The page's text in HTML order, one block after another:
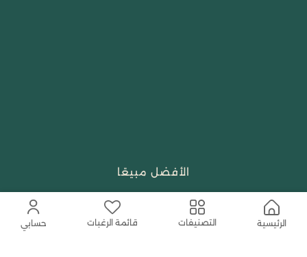
الرئيسية التصنيفات قائمة الرغبات حسابي
الأفضل مبيعًا
تسوق حسب العلامة التجارية
الجمال والعطور